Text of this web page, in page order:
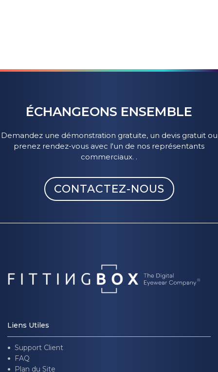
ÉCHANGEONS ENSEMBLE
Demandez une démonstration gratuite, un devis gratuit ou
prenez rendez-vous avec l'un de nos représentants
commerciaux. .
CONTACTEZ-NOUS
Liens Utiles
Support Client
FAQ
Plan du Site